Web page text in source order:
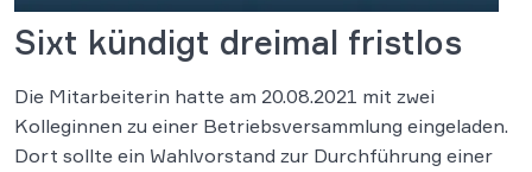
Sixt kündigt dreimal fristlos
Die Mitarbeiterin hatte am 20.08.2021 mit zwei
Kolleginnen zu einer Betriebsversammlung eingeladen.
Dort sollte ein Wahlvorstand zur Durchführung einer